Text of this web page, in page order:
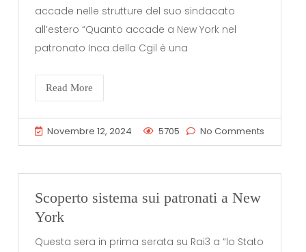
accade nelle strutture del suo sindacato
all’estero “Quanto accade a New York nel
patronato Inca della Cgil è una
Read More
Novembre 12, 2024 5705 No Comments
Scoperto sistema sui patronati a New
York
Questa sera in prima serata su Rai3 a “lo Stato